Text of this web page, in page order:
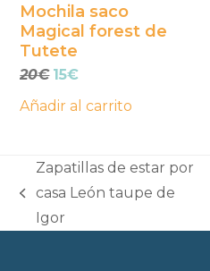
Mochila saco
Magical forest de
Tutete
20€ El
original
15€
actual
Añadir al carrito
previous
post:
Zapatillas de estar por
casa León taupe de
Igor